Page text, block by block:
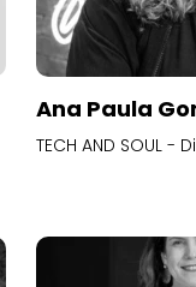
Ana Paula
TECH AND SOUL